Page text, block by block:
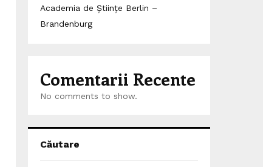
Academia de Științe Berlin –
Brandenburg
Comentarii Recente
No comments to show.
Căutare